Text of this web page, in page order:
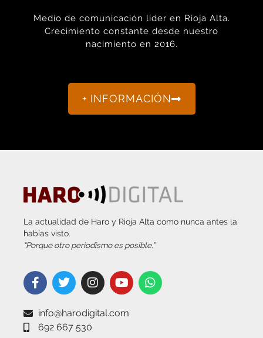
Medio de comunicación líder en Rioja Alta.
Crecimiento constante desde nuestro
nacimiento en 2016.
+ INFORMACIÓN
La actualidad de Haro y Rioja Alta como nunca antes la
habías visto.
“Porque otro periodismo es posible.”
info@harodigital.com
692 667 530